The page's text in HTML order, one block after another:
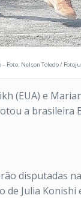
– Foto: Nelson Toledo /
(EUA) e
a
disputadas
Julia